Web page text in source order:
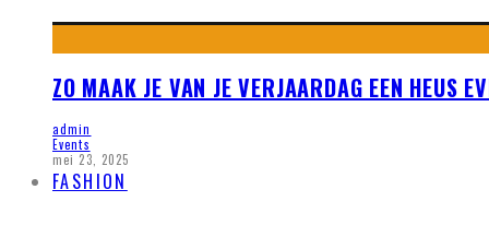
ZO MAAK JE VAN JE VERJAARDAG EEN HEUS
admin
Events
mei 23, 2025
FASHION